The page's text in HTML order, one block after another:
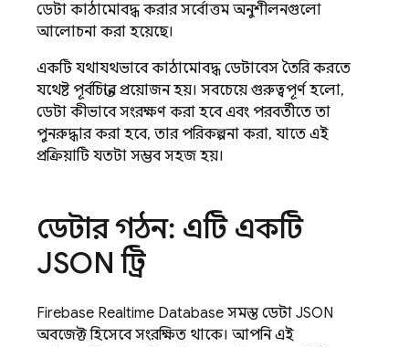
ডেটা কাঠামোবদ্ধ করার সর্বোত্তম অনুশীলনগুলো
আলোচনা করা হয়েছে।
একটি যথাযথভাবে কাঠামোবদ্ধ ডেটাবেস তৈরি করতে
যথেষ্ট পূর্বচিন্তার প্রয়োজন হয়। সবচেয়ে গুরুত্বপূর্ণ হলো,
ডেটা কীভাবে সংরক্ষণ করা হবে এবং পরবর্তীতে তা
পুনরুদ্ধার করা হবে, তার পরিকল্পনা করা, যাতে এই
প্রক্রিয়াটি যতটা সম্ভব সহজ হয়।
ডেটার গঠন: এটি একটি
JSON ট্রি
Firebase Realtime Database সমস্ত ডেটা JSON
অবজেক্ট হিসেবে সংরক্ষিত থাকে। আপনি এই